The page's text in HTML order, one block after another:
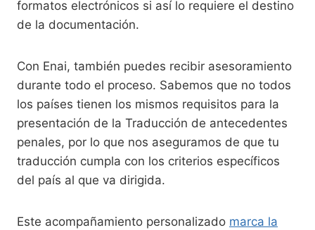
formatos electrónicos si así lo requiere el destino
de la documentación.
Con Enai, también puedes recibir asesoramiento
durante todo el proceso. Sabemos que no todos
los países tienen los mismos requisitos para la
presentación de la Traducción de antecedentes
penales, por lo que nos aseguramos de que tu
traducción cumpla con los criterios específicos
del país al que va dirigida.
Este acompañamiento personalizado marca la